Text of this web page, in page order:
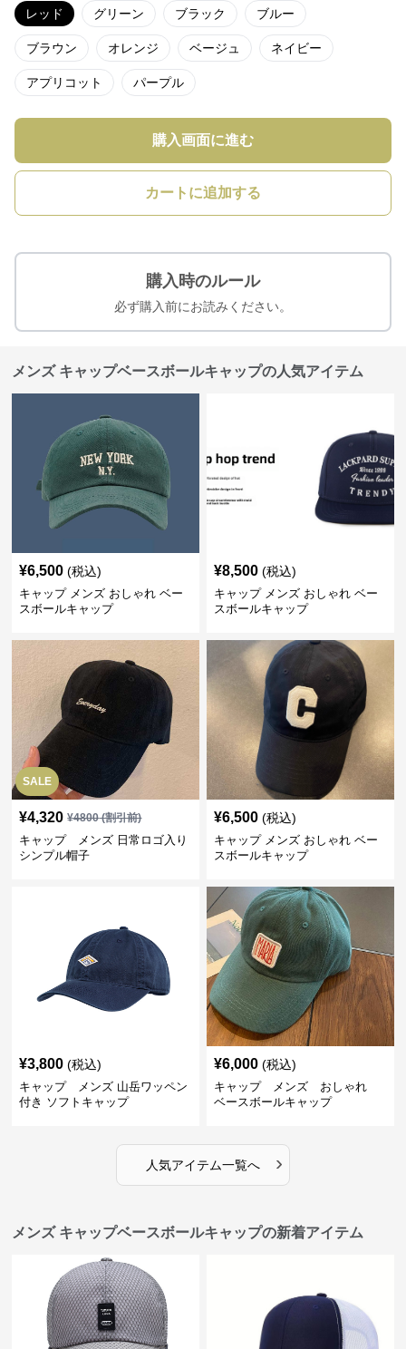
レッド グリーン ブラック ブルー
ブラウン オレンジ ベージュ ネイビー
アプリコット パープル
購入画面に進む
カートに追加する
購入時のルール
必ず購入前にお読みください。
メンズ キャップベースボールキャップの人気アイテム
¥6,500 (税込)
キャップ メンズ おしゃれ ベー
スボールキャップ
¥8,500 (税込)
キャップ メンズ おしゃれ ベー
スボールキャップ
SALE
¥4,320 ¥4800(割引前)
キャップ メンズ 日常ロゴ入り
シンプル帽子
¥6,500 (税込)
キャップ メンズ おしゃれ ベー
スボールキャップ
¥3,800 (税込)
キャップ メンズ 山岳ワッペン
付き ソフトキャップ
¥6,000 (税込)
キャップ メンズ おしゃれ
ベースボールキャップ
人気アイテム一覧へ ›
メンズ キャップベースボールキャップの新着アイテム